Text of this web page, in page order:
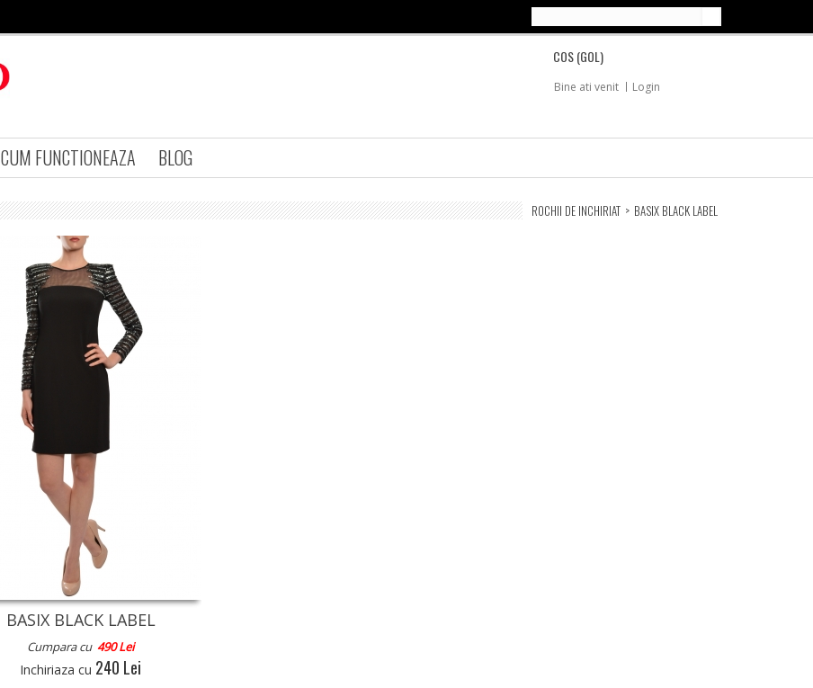
COS(GOL)
Bine ati venit Login
CUM FUNCTIONEAZA BLOG
ROCHII DE INCHIRIAT > BASIX BLACK LABEL
BASIX BLACK LABEL
Cumpara cu 490 Lei
Inchiriaza cu 240 Lei